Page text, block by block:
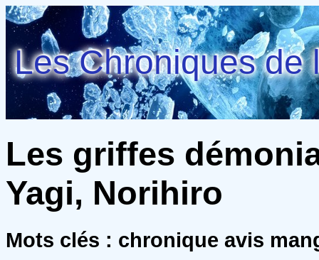
Les Chroniques de
Les griffes
Yagi, Norihiro
Mots clés : chronique avis